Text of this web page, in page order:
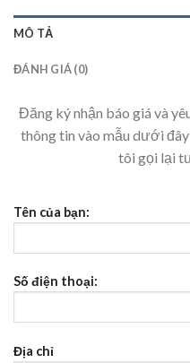
MÔ TẢ
ĐÁNH GIÁ (0)
Đăng ký nhận báo giá và
thông tin vào mẫu dưới đây
tôi gọi lại
Tên của bạn:
Số điện thoại:
Địa chỉ